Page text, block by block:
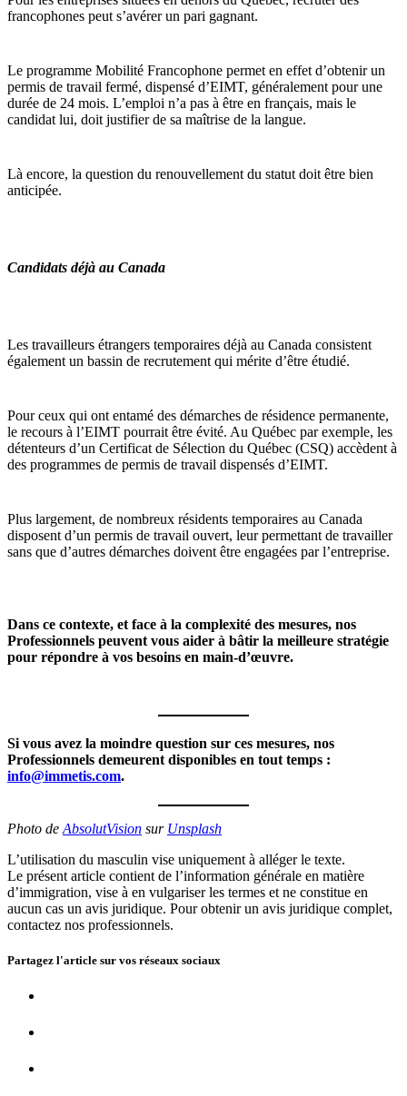
francophones peut s’avérer un pari gagnant.
Le programme Mobilité Francophone permet en effet d’obtenir un
permis de travail fermé, dispensé d’EIMT, généralement pour une
durée de 24 mois. L’emploi n’a pas à être en français, mais le
candidat lui, doit justifier de sa maîtrise de la langue.
Là encore, la question du renouvellement du statut doit être bien
anticipée.
Candidats déjà au Canada
Les travailleurs étrangers temporaires déjà au Canada consistent
également un bassin de recrutement qui mérite d’être étudié.
Pour ceux qui ont entamé des démarches de résidence permanente,
le recours à l’EIMT pourrait être évité. Au Québec par exemple, les
détenteurs d’un Certificat de Sélection du Québec (CSQ) accèdent à
des programmes de permis de travail dispensés d’EIMT.
Plus largement, de nombreux résidents temporaires au Canada
disposent d’un permis de travail ouvert, leur permettant de travailler
sans que d’autres démarches doivent être engagées par l’entreprise.
Dans ce contexte, et face à la complexité des mesures, nos
Professionnels peuvent vous aider à bâtir la meilleure stratégie
pour répondre à vos besoins en main-d’œuvre.
Si vous avez la moindre question sur ces mesures, nos
Professionnels demeurent disponibles en tout temps :
info@immetis.com.
Photo de AbsolutVision sur Unsplash
L’utilisation du masculin vise uniquement à alléger le texte.
Le présent article contient de l’information générale en matière
d’immigration, vise à en vulgariser les termes et ne constitue en
aucun cas un avis juridique. Pour obtenir un avis juridique complet,
contactez nos professionnels.
Partagez l'article sur vos réseaux sociaux